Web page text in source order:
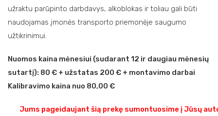
užraktu parūpinto darbdavys, alkoblokas ir toliau gali būti
naudojamas įmonės transporto priemonėje saugumo
užtikrinimui.
Nuomos kaina mėnesiui (sudarant 12 ir daugiau mėnesių
sutartį): 80 € + užstatas 200 € + montavimo darbai
Kalibravimo kaina nuo 80,00 €
Jums pageidaujant šią prekę sumontuosime į Jūsų